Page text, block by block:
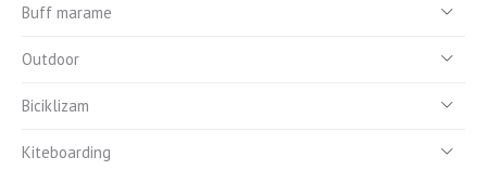
Buff marame
Outdoor
Biciklizam
Kiteboarding